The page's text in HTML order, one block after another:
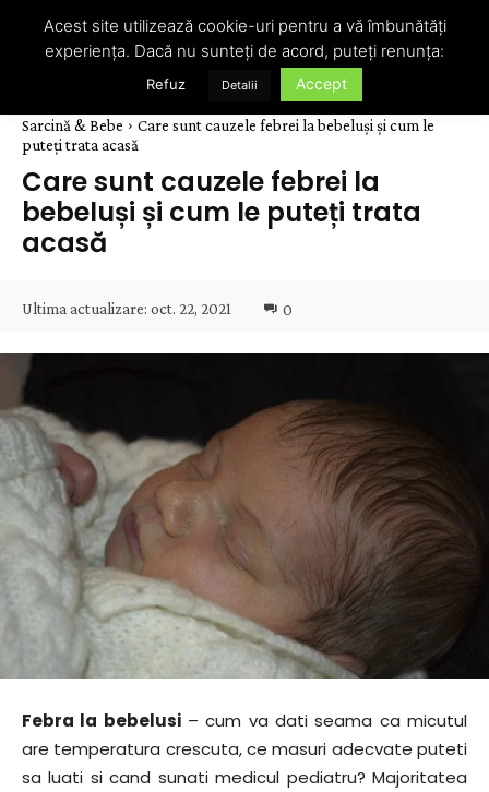
Sarcină & Bebe
Care sunt cauzele febrei la bebeluși și cum le
puteți trata acasă
Care sunt cauzele febrei la
bebeluși și cum le puteți trata
acasă
Ultima actualizare: oct. 22, 2021 0
Febra la bebelusi– cum va dati seama ca micutul
are temperatura crescuta, ce masuri adecvate puteti
sa luati si cand sunati medicul pediatru? Majoritatea
Acest site utilizează cookie-uri pentru a vă îmbunătăți
experiența. Dacă nu sunteți de acord, puteți renunța:
Refuz Detalii Accept